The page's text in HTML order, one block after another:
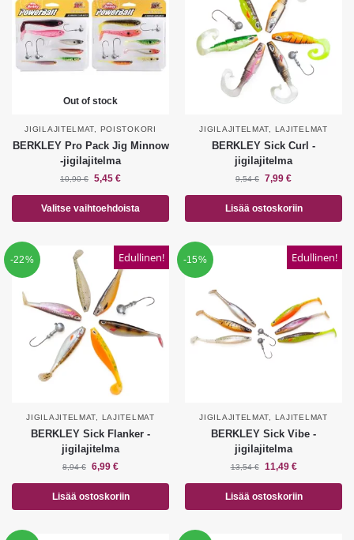
Out of stock
JIGILAJITELMAT POISTOKORI
BERKLEY Pro Pack Jig Minnow
-jigilajitelma
10,90€ 5,45 €
Valitse vaihtoehdoista
JIGILAJITELMAT LAJITELMAT
BERKLEY Sick Curl -
jigilajitelma
9,54€ 7,99 €
Lisää ostoskoriin
-22% Edullinen!
JIGILAJITELMAT LAJITELMAT
BERKLEY Sick Flanker -
jigilajitelma
8,94€ 6,99 €
Lisää ostoskoriin
-15% Edullinen!
JIGILAJITELMAT LAJITELMAT
BERKLEY Sick Vibe -
jigilajitelma
13,54€ 11,49 €
Lisää ostoskoriin